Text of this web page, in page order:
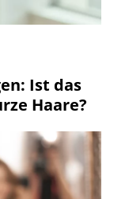
Ist das
Haare?